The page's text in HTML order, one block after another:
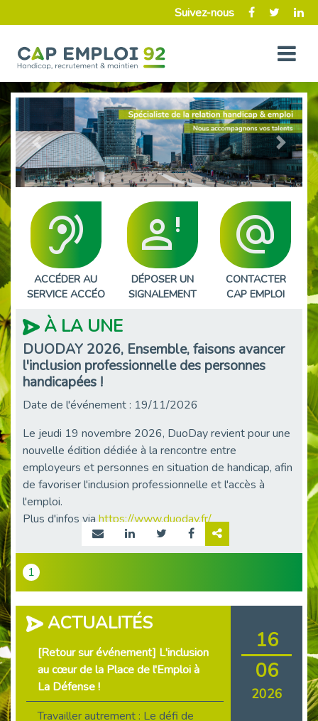
Suivez-nous
Précédent Suivant
hearing
ACCÉDER AU
SERVICE ACCÉO
person_alert
DÉPOSER UN
SIGNALEMENT
alternate_email
CONTACTER
CAP EMPLOI
À LA UNE
DUODAY 2026, Ensemble, faisons avancer
l'inclusion professionnelle des personnes
handicapées !
Date de l'événement : 19/11/2026
Le jeudi 19 novembre 2026, DuoDay revient pour une
nouvelle édition dédiée à la rencontre entre
employeurs et personnes en situation de handicap, afin
de favoriser l'inclusion professionnelle et l'accès à
l'emploi.
Plus d'infos viahttps://www.duoday.fr/
1
ACTUALITÉS
[Retour sur événement] L'inclusion
au cœur de la Place de l'Emploi à
La Défense !
Travailler autrement : Le défi de
16
06
2026